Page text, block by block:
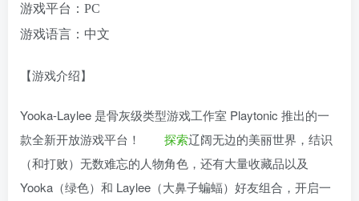
游戏平台：PC
游戏语言：中文
【游戏介绍】
Yooka-Laylee 是骨灰级类型游戏工作室 Playtonic 推出的一
款全新开放游戏平台！ 探索辽阔无边的美丽世界，结识
（和打败）无数难忘的人物角色，还有大量收藏品以及
Yooka（绿色）和 Laylee（大鼻子蝙蝠）好友组合，开启一